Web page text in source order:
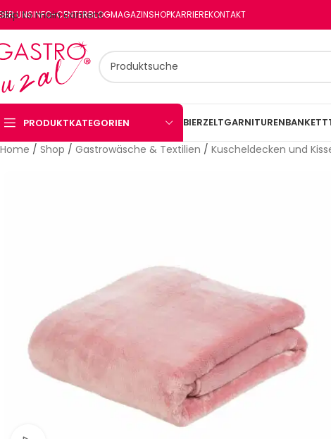
Skip to main content
UNSINFO-CENTERBLOGMAGAZINSHOPKARRIEREKONTAKT
PRODUKTKATEGORIEN BIERZELTGARNITUREN
Home / Shop / Gastrowäsche & Textilien / Kuscheldecken und